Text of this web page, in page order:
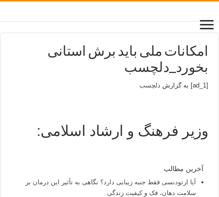
امکانات ملی باید برش استانی
بخورد_دلچسب
[ad_1] به گزارش دلچسب
وزیر فرهنگ و ارشاد اسلامی:
آخرین مطالب
آیا ارتودنسی فقط جنبه زیبایی دارد؟ نگاهی به تأثیر این درمان بر
سلامت دهان، فک و کیفیت زندگی